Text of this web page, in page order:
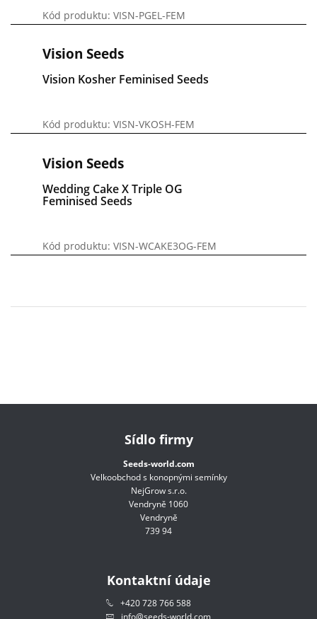
Kód produktu: VISN-PGEL-FEM
Vision Seeds
Vision Kosher Feminised Seeds
Kód produktu: VISN-VKOSH-FEM
Vision Seeds
Wedding Cake X Triple OG
Feminised Seeds
Kód produktu: VISN-WCAKE3OG-FEM
Sídlo firmy
Seeds-world.com
Velkoobchod s konopnými semínky
NejGrow s.r.o.
Vendryně 1060
Vendryně
739 94
Kontaktní údaje
+420 728 766 588
info@seeds-world.com